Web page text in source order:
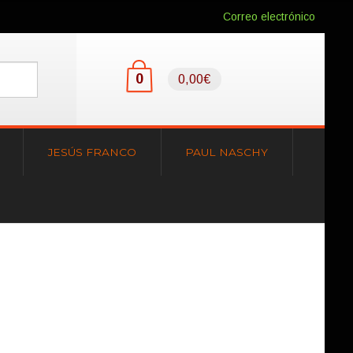
Correo electrónico
0 0,00€
JESÚS FRANCO PAUL NASCHY